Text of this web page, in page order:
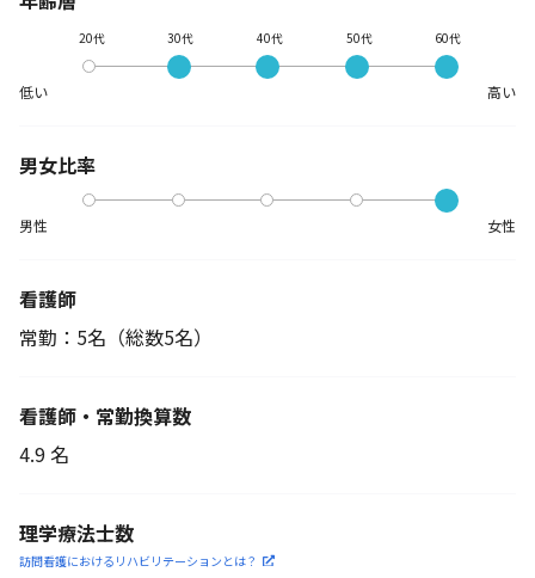
低い
20代 30代 40代 50代 60代
高い
男女比率
男性 女性
看護師
常勤：5名 （総数5名）
看護師・常勤換算数
4.9 名
理学療法士数
訪問看護におけるリハビリ テーションとは？